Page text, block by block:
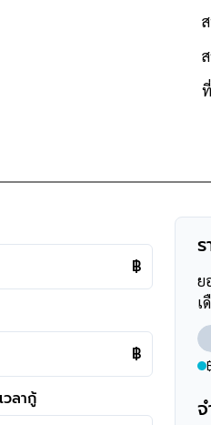
ถนนกาญจนาภิเษก
รปิด
ย / ร้านซักรีด / minimart
ได้แก่ สนามเด็กเล่น/สวนสาธารณะ
เดอะวอล์ค ราชพฤกษ์, โฮมโปร,
ร นนทบุรี, โรงเรียนเทพศิรินทร์ น
เมตร ถนนกาญจนาภิเษก
กาญจนาภิเษก, ถนนประชาอุทิศ, ซ
อง ปลายทางที่ พาต้า, สนามหลวง
าย 127 (บางบัวทอง-บางลำพู),
฿
฿
วลากู้
ย
เ